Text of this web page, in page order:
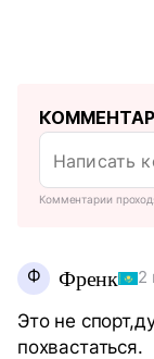
Комментарии
Ф Френк 2
Это не
похвастаться.